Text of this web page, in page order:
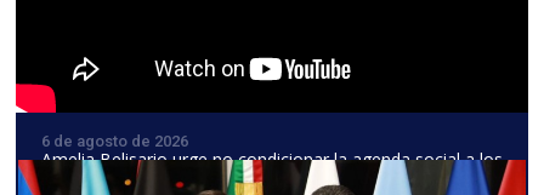
6 de agosto de 2026
Amelia Belisario urge no condicionar la agenda social a los
avances del diálogo político